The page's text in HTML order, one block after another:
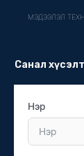
МЭДЭЭЛЭЛ
Санал хүсэлт
Нэр